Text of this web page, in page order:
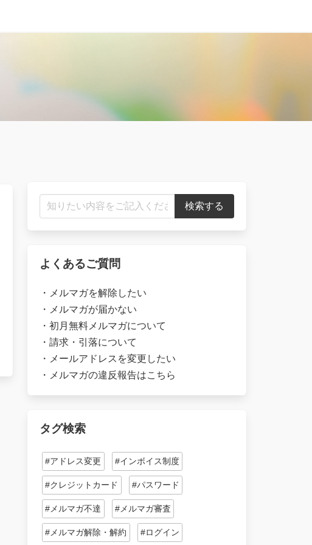
よくあるご質問
・ メルマガを解除したい
・ メルマガが届かない
・ 初月無料メルマガについて
・ 請求・引落について
・ メールアドレスを変更したい
・ メルマガの違反報告はこちら
タグ検索
#アドレス変更 #インボイス制度
#クレジットカード #パスワード
#メルマガ不達 #メルマガ審査
#メルマガ解除・解約 #ログイン